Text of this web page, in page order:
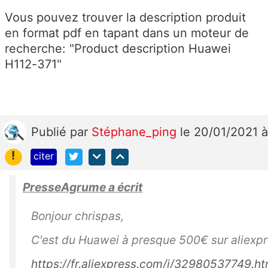
Vous pouvez trouver la description produit
en format pdf en tapant dans un moteur de
recherche: "Product description Huawei
H112-371"
Publié par Stéphane_ping le 20/01/2021
!
citer
PresseAgrume a écrit
Bonjour chrispas,
C'est du Huawei à presque 500€ sur
https://fr.aliexpress.com/i/